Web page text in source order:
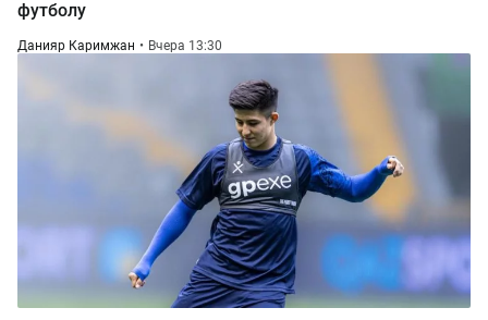
футболу
Данияр Каримжан Вчера 13:30